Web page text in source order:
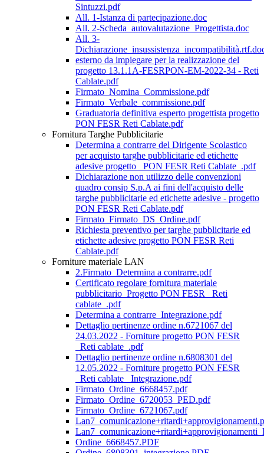
Sintuzzi.pdf
All. 1-Istanza di partecipazione.doc
All. 2-Scheda_autovalutazione_Progettista.doc
All. 3-
esterno da impiegare per la realizzazione del
progetto 13.1.1A-FESRPON-EM-2022-34 - Reti
Cablate.pdf
Firmato_Nomina_Commissione.pdf
Firmato_Verbale_commissione.pdf
Graduatoria definitiva esperto progettista progetto
PON FESR Reti Cablate.pdf
Fornitura Targhe Pubblicitarie
Determina a contrarre del Dirigente Scolastico
per acquisto targhe pubblicitarie ed etichette
adesive progetto _PON FESR Reti Cablate_.pdf
Dichiarazione non utilizzo delle convenzioni
quadro consip S.p.A ai fini dell'acquisto delle
targhe pubblicitarie ed etichette adesive - progetto
PON FESR Reti Cablate.pdf
Firmato_Firmato_DS_Ordine.pdf
Richiesta preventivo per targhe pubblicitarie ed
etichette adesive progetto PON FESR Reti
Cablate.pdf
Forniture materiale LAN
2.Firmato_Determina a contrarre.pdf
Certificato regolare fornitura materiale
pubblicitario_Progetto PON FESR _Reti
cablate_.pdf
Determina a contrarre_Integrazione.pdf
Dettaglio pertinenze ordine n.6721067 del
24.03.2022 - Forniture progetto PON FESR
_Reti cablate_.pdf
Dettaglio pertinenze ordine n.6808301 del
12.05.2022 - Forniture progetto PON FESR
_Reti cablate_ Integrazione.pdf
Firmato_Ordine_6668457.pdf
Firmato_Ordine_6720053_PED.pdf
Firmato_Ordine_6721067.pdf
Ordine_6668457.PDF